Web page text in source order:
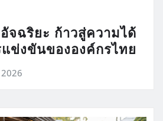
จฉริยะ ก้าวสู่ความได้
แข่งขันขององค์กรไทย